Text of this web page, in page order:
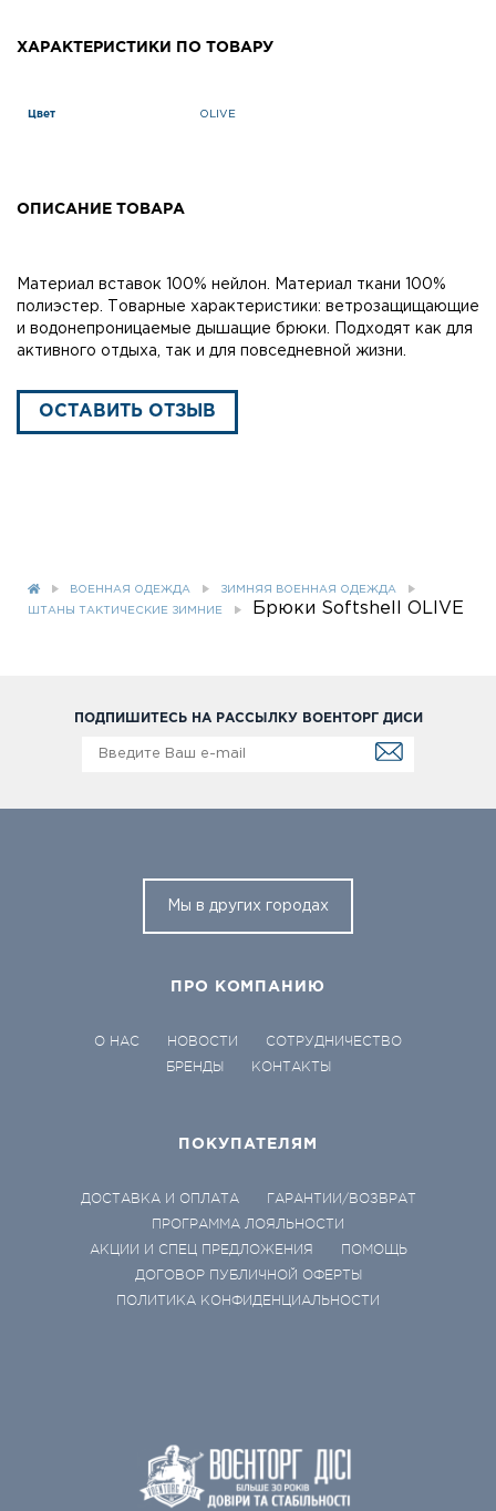
ХАРАКТЕРИСТИКИ ПО ТОВАРУ
Цвет OLIVE
ОПИСАНИЕ ТОВАРА
Материал вставок 100% нейлон. Материал ткани 100%
полиэстер. Товарные характеристики: ветрозащищающие
и водонепроницаемые дышащие брюки. Подходят как для
активного отдыха, так и для повседневной жизни.
ОСТАВИТЬ ОТЗЫВ
ВОЕННАЯ ОДЕЖДА ЗИМНЯЯ ВОЕННАЯ ОДЕЖДА
ШТАНЫ ТАКТИЧЕСКИЕ ЗИМНИЕ Брюки Softshell OLIVE
ПОДПИШИТЕСЬ НА РАССЫЛКУ ВОЕНТОРГ ДИСИ
Мы в других городах
ПРО КОМПАНИЮ
О НАС НОВОСТИ
СОТРУДНИЧЕСТВО
БРЕНДЫ
КОНТАКТЫ
ПОКУПАТЕЛЯМ
ДОСТАВКА И ОПЛАТА
ГАРАНТИИ/ВОЗВРАТ
ПРОГРАММА ЛОЯЛЬНОСТИ
АКЦИИ И СПЕЦ ПРЕДЛОЖЕНИЯ
ПОМОЩЬ
ДОГОВОР ПУБЛИЧНОЙ ОФЕРТЫ
ПОЛИТИКА КОНФИДЕНЦИАЛЬНОСТИ